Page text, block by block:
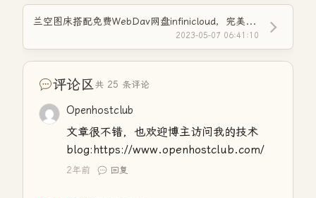
兰空图床搭配免费WebDav网盘infinicloud，完美实现图片外链显示！
2023-05-07 06:41:10
评论区共 25 条评论
Openhostclub
文章很不错，也欢迎博主访问我的技术
blog:https://www.openhostclub.com/
2年前 回复